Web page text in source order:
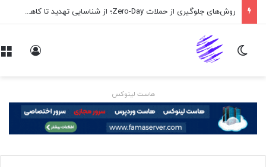
روش‌های جلوگیری از حملات Zero-Day؛ از شناسایی تهدید تا کاهش ریسک
تغییر پوسته
هاست لینوکس